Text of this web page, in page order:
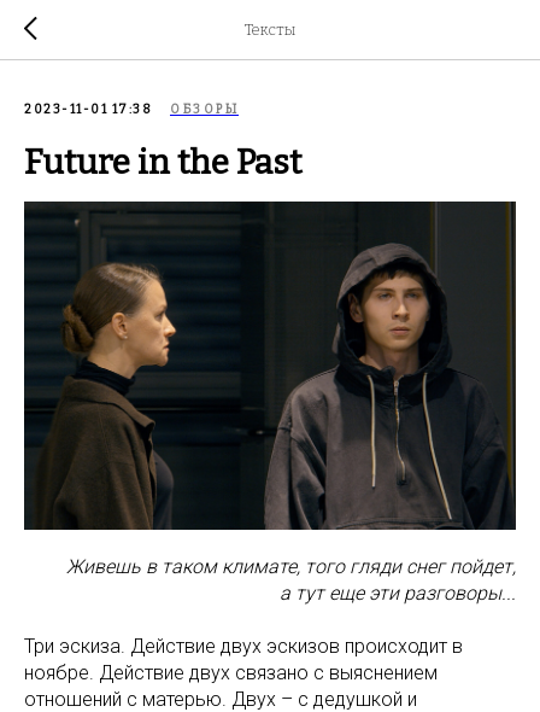
Тексты
2023-11-01 17:38 ОБЗОРЫ
Future in the Past
Живешь в таком климате, того гляди снег пойдет,
а тут еще эти разговоры...
Три эскиза. Действие двух эскизов происходит в
ноябре. Действие двух связано с выяснением
отношений с матерью. Двух – с дедушкой и